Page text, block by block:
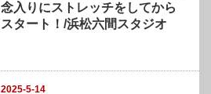
念入りにストレッチをしてから
スタート！/浜松六間スタジオ
2025-5-14